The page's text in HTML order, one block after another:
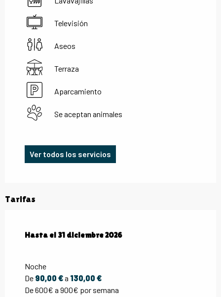
Televisión
Aseos
Terraza
Aparcamiento
Se aceptan animales
Ver todos los servicios
Tarifas
Desde 1 marzo 2026hasta
Hasta el 31 diciembre 2026
Noche
De 90,00 €a 130,00 €
De 600€ a 900€ por semana